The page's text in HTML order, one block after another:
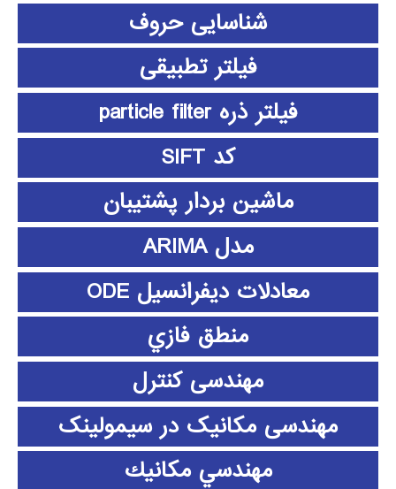
شناسایی حروف
فیلتر تطبیقی
فیلتر ذره particle filter
کد SIFT
ماشین بردار پشتیبان
مدل ARIMA
معادلات دیفرانسیل ODE
منطق فازي
مهندسی کنترل
مهندسی مکانیک در سیمولینک
مهندسي مكانيك